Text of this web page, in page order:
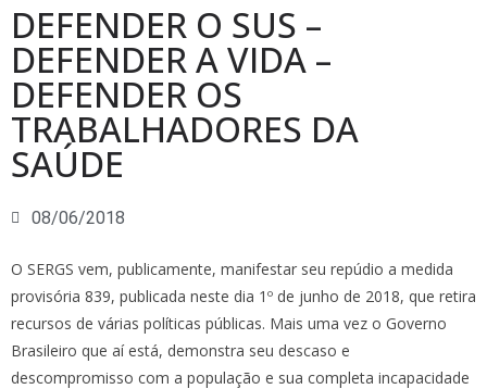
DEFENDER O SUS –
DEFENDER A VIDA –
DEFENDER OS
TRABALHADORES DA
SAÚDE
08/06/2018
O SERGS vem, publicamente, manifestar seu repúdio a medida
provisória 839, publicada neste dia 1º de junho de 2018, que retira
recursos de várias políticas públicas. Mais uma vez o Governo
Brasileiro que aí está, demonstra seu descaso e
descompromisso com a população e sua completa incapacidade